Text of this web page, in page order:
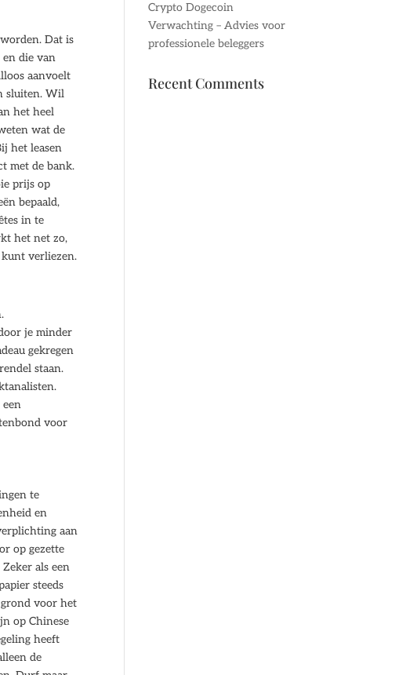
Dat is
die van
aanvoelt
sluiten. Wil
het heel
wat de
het leasen
met de bank.
prijs op
bepaald,
in te
het net zo,
verliezen.
je minder
gekregen
staan.
een
voor
te
en
aan
op gezette
als een
steeds
voor het
op Chinese
heeft
de
Crypto Dogecoin
Verwachting – Advies voor
professionele beleggers
Recent Comments